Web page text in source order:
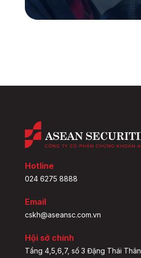
Hotline
024 6275 8888
Email
cskh@aseansc.com.vn
Hội sở chính
Tầng 4,5,6,7, số 3 Đặng Thái Thân,